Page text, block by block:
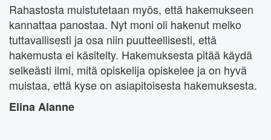
Rahastosta muistutetaan myös, että hakemukseen
kannattaa panostaa. Nyt moni oli hakenut melko
tuttavallisesti ja osa niin puutteellisesti, että
hakemusta ei käsitelty. Hakemuksesta pitää käydä
selkeästi ilmi, mitä opiskelija opiskelee ja on hyvä
muistaa, että kyse on asiapitoisesta hakemuksesta.
Elina Alanne